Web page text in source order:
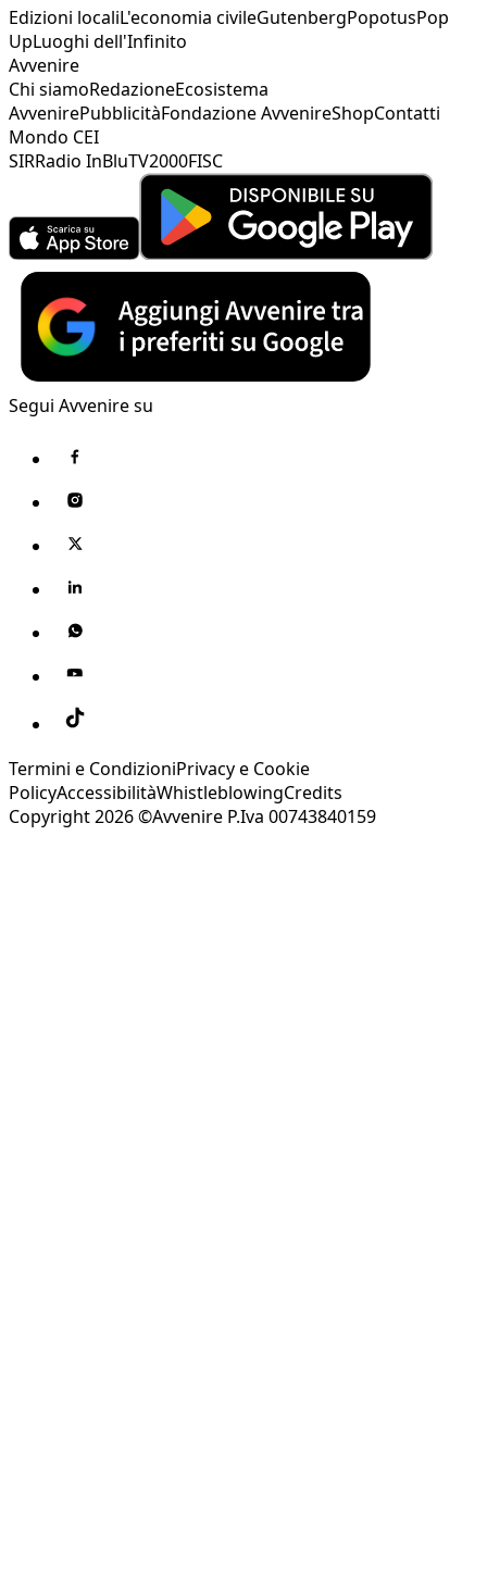
Edizioni localiL'economia civileGutenbergPopotusPop
UpLuoghi dell'Infinito
Avvenire
Chi siamoRedazioneEcosistema
AvvenirePubblicitàFondazione AvvenireShopContatti
Mondo CEI
SIRRadio InBluTV2000FISC
Segui Avvenire su
Termini e CondizioniPrivacy e Cookie
PolicyAccessibilitàWhistleblowingCredits
Copyright 2026 ©Avvenire P.Iva 00743840159